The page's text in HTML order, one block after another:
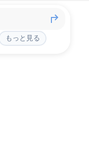
もっと見る